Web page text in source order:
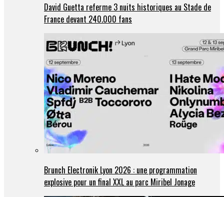
David Guetta referme 3 nuits historiques au Stade de
France devant 240.000 fans
Brunch Electronik Lyon 2026 : une programmation
explosive pour un final XXL au parc Miribel Jonage